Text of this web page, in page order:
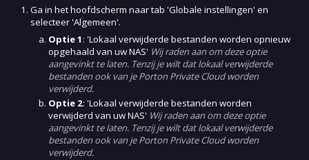
Ga in het hoofdscherm naar tab 'Globale instellingen' en
selecteer 'Algemeen'.
Optie 1 : 'Lokaal verwijderde bestanden worden opnieuw
opgehaald van uw NAS' Wij raden aan om deze optie
aangevinkt te laten. Tenzij je wilt dat lokaal verwijderde
bestanden ook van je Porton Private Cloud worden
verwijderd.
Optie 2: 'Lokaal verwijderde bestanden worden
verwijderd van uw NAS' Wij raden aan om deze optie
aangevinkt te laten. Tenzij je wilt dat lokaal verwijderde
bestanden ook van je Porton Private Cloud worden
verwijderd.